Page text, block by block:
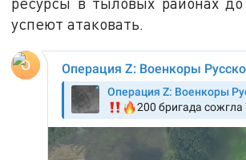
успеют атаковать.